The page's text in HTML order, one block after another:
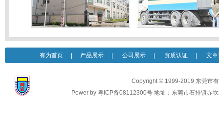
有为首页 产品展示 公司展示 资质认证 文
Copyright © 1999-2019 东莞市
Power by 粤ICP备08112300号 地址：东莞市石排镇赤